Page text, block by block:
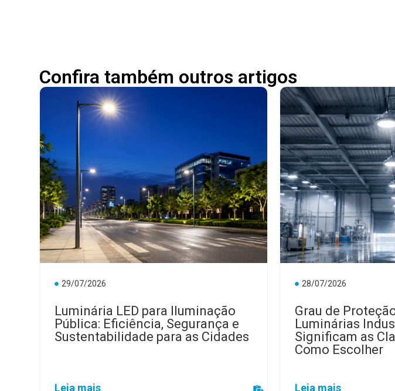
Confira também outros artigos
29/07/2026
Luminária LED para Iluminação
Pública: Eficiência, Segurança e
Sustentabilidade para as Cidades
Leia mais
28/07/2026
Grau de
Luminárias
Significam as
Como Escolher
Leia mais